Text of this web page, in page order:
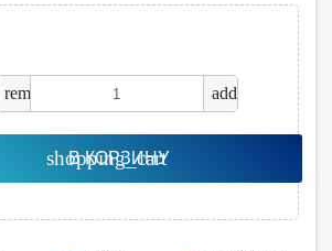
remove add
shopping_cart
В КОРЗИНУ